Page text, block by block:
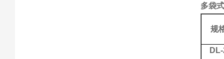
多袋
规